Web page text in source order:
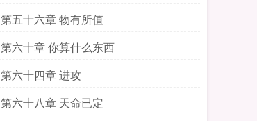
第五十六章 物有所值
第六十章 你算什么东西
第六十四章 进攻
第六十八章 天命已定